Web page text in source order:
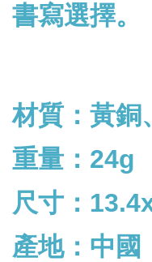
書寫選擇。
材質：黃銅
重量：24g
尺寸：
產地：中國